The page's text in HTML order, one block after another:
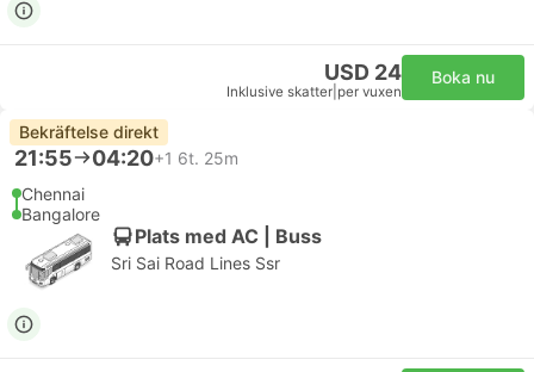
USD 24
Inklusive skatter per vuxen
Boka nu
Bekräftelse direkt
21:55 04:20+1 6t. 25m
Chennai
Bangalore
Plats med AC | Buss
Sri Sai Road Lines Ssr